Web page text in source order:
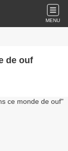
MENU
de ouf